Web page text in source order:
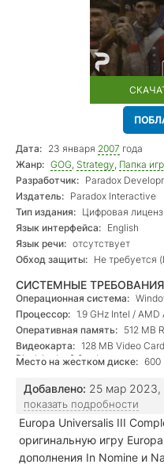
Дата: 23 января 2007 года
Жанр: GOG, Strategy, Папка
Разработчик: Paradox
Издатель: Paradox Interactive
Тип издания: Цифровая
Язык интерфейса: English
Язык речи: отсутствует
Обход защиты: Не требуется
СИСТЕМНЫЕ ТРЕБОВАНИЯ
Операционная система:
Процессор: 1.9 GHz Intel /
Оперативная память: 512 MB
Видеокарта: 128 MB Video
Pixelshader 2.0 or better
Место на жестком диске: 600
Добавлено: 25 мар 2023,
показать подробности
Europa Universalis III
оригинальную игру
дополнения In Nomine и